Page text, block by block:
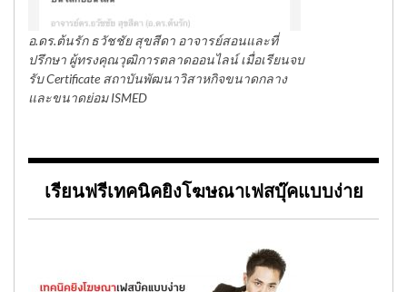
อ.ดร.ต้นรัก ธวัชชัย สุขสีดา อาจารย์สอนและที่
ปรึกษา ผู้ทรงคุณวุฒิการตลาดออนไลน์ เมื่อเรียนจบ
รับ Certificate สถาบันพัฒนาวิสาหกิจขนาดกลาง
และขนาดย่อม ISMED
เรียนฟรีเทคนิคยิงโฆษณาเฟสบุ๊คแบบง่าย